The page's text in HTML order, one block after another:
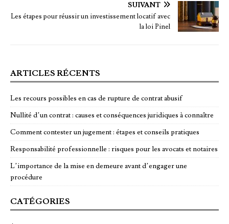
SUIVANT
Les étapes pour réussir un investissement locatif avec
la loi Pinel
ARTICLES RÉCENTS
Les recours possibles en cas de rupture de contrat abusif
Nullité d’un contrat : causes et conséquences juridiques à connaître
Comment contester un jugement : étapes et conseils pratiques
Responsabilité professionnelle : risques pour les avocats et notaires
L’importance de la mise en demeure avant d’engager une
procédure
CATÉGORIES